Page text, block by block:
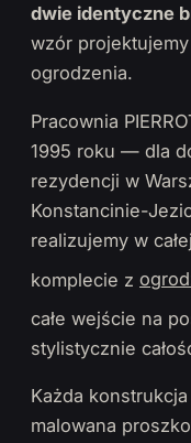
dwie identyczne
wzór
ogrodzenia.
Pracownia
1995 roku — dla
rezydencji w
Konstancinie-
realizujemy w
komplecie z
całe wejście na
stylistycznie
Każda
malowana